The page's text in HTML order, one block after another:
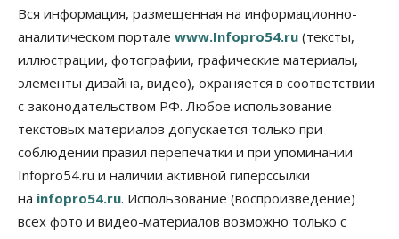
Бизнес
Правительство России продлило разрешение на
выпуск бензина «Евро-3»
06 Августа 2026, 14:00
Общество
«За тех, у кого от 270 баллов,
настоящая борьба»: вузы настойчиво
обзванивают новосибирских высокобалльников
перед зачислением
06 Августа 2026, 13:00
Власть
Режим ЧС ввели в Омской области из-за засухи
Вся информация, размещенная на информационно-
аналитическом портале www.Infopro54.ru (тексты,
иллюстрации, фотографии, графические материалы,
элементы дизайна, видео), охраняется в соответствии
с законодательством РФ. Любое использование
текстовых материалов допускается только при
соблюдении правил перепечатки и при упоминании
Infopro54.ru и наличии активной гиперссылки
на infopro54.ru. Использование (воспроизведение)
всех фото и видео-материалов возможно только с